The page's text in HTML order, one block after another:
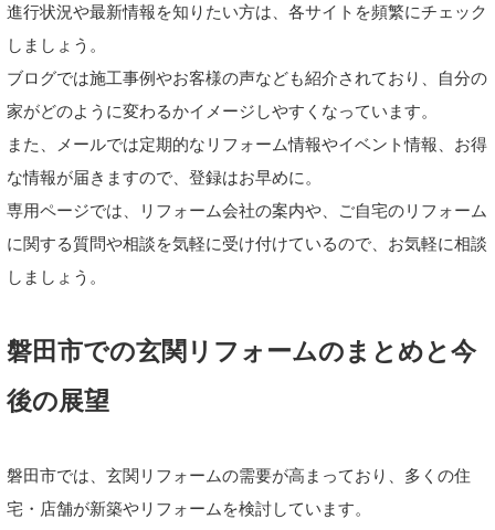
進行状況や最新情報を知りたい方は、各サイトを頻繁にチェック
しましょう。
ブログでは施工事例やお客様の声なども紹介されており、自分の
家がどのように変わるかイメージしやすくなっています。
また、メールでは定期的なリフォーム情報やイベント情報、お得
な情報が届きますので、登録はお早めに。
専用ページでは、リフォーム会社の案内や、ご自宅のリフォーム
に関する質問や相談を気軽に受け付けているので、お気軽に相談
しましょう。
磐田市での玄関リフォームのまとめと今
後の展望
磐田市では、玄関リフォームの需要が高まっており、多くの住
宅・店舗が新築やリフォームを検討しています。